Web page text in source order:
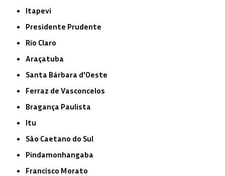
Itapevi
Presidente Prudente
Rio Claro
Araçatuba
Santa Bárbara d'Oeste
Ferraz de Vasconcelos
Bragança Paulista
Itu
São Caetano do Sul
Pindamonhangaba
Francisco Morato